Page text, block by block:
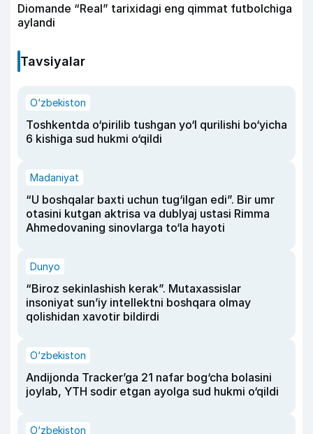
Diomande “Real” tarixidagi eng qimmat futbolchiga
aylandi
Tavsiyalar
O‘zbekiston
Toshkentda o‘pirilib tushgan yo‘l qurilishi bo‘yicha
6 kishiga sud hukmi o‘qildi
Madaniyat
“U boshqalar baxti uchun tug‘ilgan edi”. Bir umr
otasini kutgan aktrisa va dublyaj ustasi Rimma
Ahmedovaning sinovlarga to‘la hayoti
Dunyo
“Biroz sekinlashish kerak”. Mutaxassislar
insoniyat sun’iy intellektni boshqara olmay
qolishidan xavotir bildirdi
O‘zbekiston
Andijonda Tracker’ga 21 nafar bog‘cha bolasini
joylab, YTH sodir etgan ayolga sud hukmi o‘qildi
O‘zbekiston